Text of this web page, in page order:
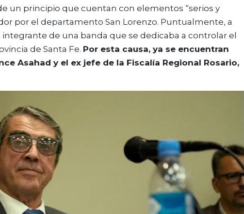
un principio que cuentan con elementos “serios y
por el departamento San Lorenzo. Puntualmente, a
de una banda que se dedicaba a controlar el
de Santa Fe. Por esta causa, ya se encuentran
Asahad y el ex jefe de la Fiscalía Regional Rosario,